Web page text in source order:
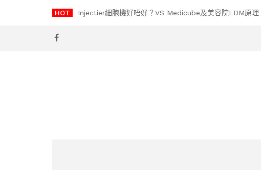
HOT Injectier細胞機好唔好？VS Medicube及美容院LDM原理